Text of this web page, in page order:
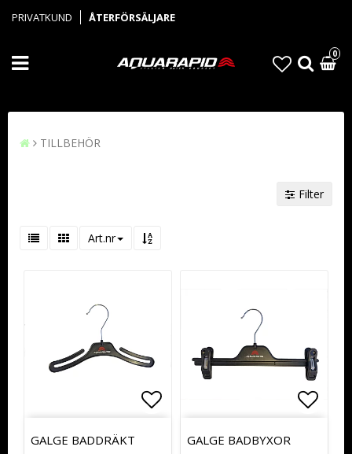
PRIVATKUND ÅTERFÖRSÄLJARE
0
TILLBEHÖR
Filter
Art.nr
Lägg till i favoritlistan
GALGE BADDRÄKT GALGE BADBYXOR